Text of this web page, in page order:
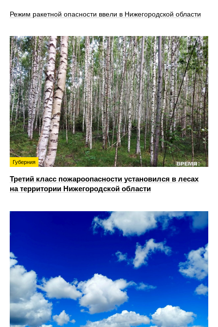
Режим ракетной опасности ввели в Нижегородской области
Губерния
Третий класс пожароопасности установился в лесах
на территории Нижегородской области